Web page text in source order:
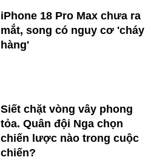
iPhone 18 Pro Max chưa ra
mắt, song có nguy cơ 'cháy
hàng'
Siết chặt vòng vây phong
tỏa. Quân đội Nga chọn
chiến lược nào trong cuộc
chiến?